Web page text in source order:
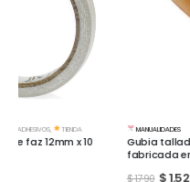
MANUALIDADES
Gubia tallador Curva ancha 5mm
fabricada en España URKO 741-A